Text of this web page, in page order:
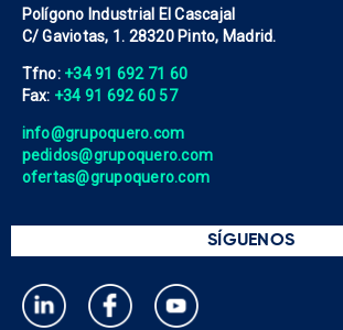
Polígono Industrial El Cascajal
C/ Gaviotas, 1. 28320 Pinto, Madrid.
Tfno: +34 91 692 71 60
Fax: +34 91 692 60 57
info@grupoquero.com
pedidos@grupoquero.com
ofertas@grupoquero.com
SÍGUENOS